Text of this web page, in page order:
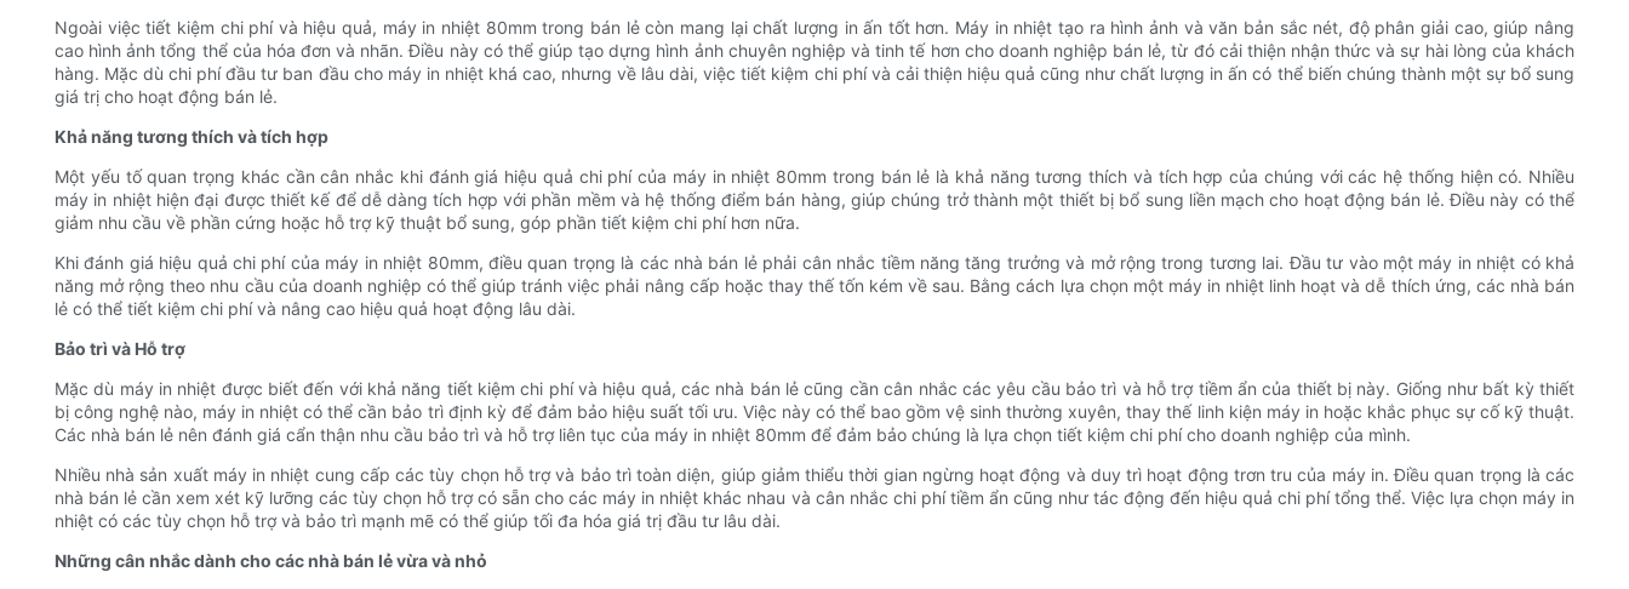
Ngoài việc tiết kiệm chi phí và hiệu quả, máy in nhiệt 80mm trong bán lẻ còn mang lại chất lượng in ấn tốt hơn. Máy in nhiệt tạo ra hình ảnh và văn bản sắc nét, độ phân giải cao, giúp nâng
cao hình ảnh tổng thể của hóa đơn và nhãn. Điều này có thể giúp tạo dựng hình ảnh chuyên nghiệp và tinh tế hơn cho doanh nghiệp bán lẻ, từ đó cải thiện nhận thức và sự hài lòng của khách
hàng. Mặc dù chi phí đầu tư ban đầu cho máy in nhiệt khá cao, nhưng về lâu dài, việc tiết kiệm chi phí và cải thiện hiệu quả cũng như chất lượng in ấn có thể biến chúng thành một sự bổ sung
giá trị cho hoạt động bán lẻ.
Khả năng tương thích và tích hợp
Một yếu tố quan trọng khác cần cân nhắc khi đánh giá hiệu quả chi phí của máy in nhiệt 80mm trong bán lẻ là khả năng tương thích và tích hợp của chúng với các hệ thống hiện có. Nhiều
máy in nhiệt hiện đại được thiết kế để dễ dàng tích hợp với phần mềm và hệ thống điểm bán hàng, giúp chúng trở thành một thiết bị bổ sung liền mạch cho hoạt động bán lẻ. Điều này có thể
giảm nhu cầu về phần cứng hoặc hỗ trợ kỹ thuật bổ sung, góp phần tiết kiệm chi phí hơn nữa.
Khi đánh giá hiệu quả chi phí của máy in nhiệt 80mm, điều quan trọng là các nhà bán lẻ phải cân nhắc tiềm năng tăng trưởng và mở rộng trong tương lai. Đầu tư vào một máy in nhiệt có khả
năng mở rộng theo nhu cầu của doanh nghiệp có thể giúp tránh việc phải nâng cấp hoặc thay thế tốn kém về sau. Bằng cách lựa chọn một máy in nhiệt linh hoạt và dễ thích ứng, các nhà bán
lẻ có thể tiết kiệm chi phí và nâng cao hiệu quả hoạt động lâu dài.
Bảo trì và Hỗ trợ
Mặc dù máy in nhiệt được biết đến với khả năng tiết kiệm chi phí và hiệu quả, các nhà bán lẻ cũng cần cân nhắc các yêu cầu bảo trì và hỗ trợ tiềm ẩn của thiết bị này. Giống như bất kỳ thiết
bị công nghệ nào, máy in nhiệt có thể cần bảo trì định kỳ để đảm bảo hiệu suất tối ưu. Việc này có thể bao gồm vệ sinh thường xuyên, thay thế linh kiện máy in hoặc khắc phục sự cố kỹ thuật.
Các nhà bán lẻ nên đánh giá cẩn thận nhu cầu bảo trì và hỗ trợ liên tục của máy in nhiệt 80mm để đảm bảo chúng là lựa chọn tiết kiệm chi phí cho doanh nghiệp của mình.
Nhiều nhà sản xuất máy in nhiệt cung cấp các tùy chọn hỗ trợ và bảo trì toàn diện, giúp giảm thiểu thời gian ngừng hoạt động và duy trì hoạt động trơn tru của máy in. Điều quan trọng là các
nhà bán lẻ cần xem xét kỹ lưỡng các tùy chọn hỗ trợ có sẵn cho các máy in nhiệt khác nhau và cân nhắc chi phí tiềm ẩn cũng như tác động đến hiệu quả chi phí tổng thể. Việc lựa chọn máy in
nhiệt có các tùy chọn hỗ trợ và bảo trì mạnh mẽ có thể giúp tối đa hóa giá trị đầu tư lâu dài.
Những cân nhắc dành cho các nhà bán lẻ vừa và nhỏ